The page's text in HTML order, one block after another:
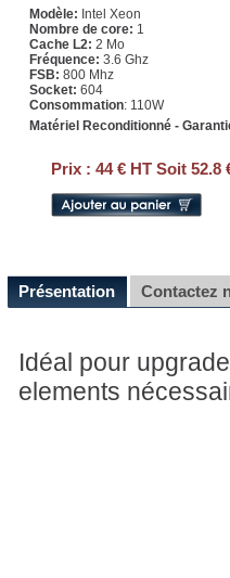
Modèle: Intel Xeon
Nombre de core: 1
Cache L2: 2 Mo
Fréquence: 3.6 Ghz
FSB: 800 Mhz
Socket: 604
Consommation: 110W
Matériel Reconditionné -
Prix : 44 € HT Soit 52.8
Présentation Contactez
Idéal pour
elements